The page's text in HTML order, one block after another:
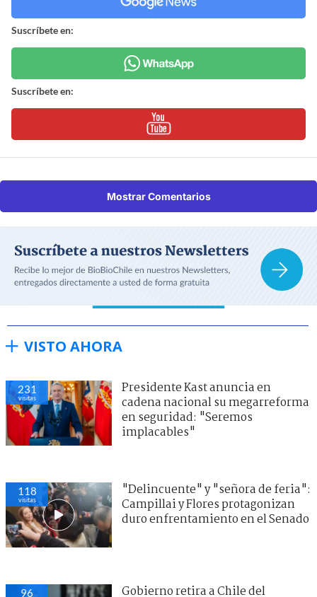
Suscríbete en:
Suscríbete en:
Mostrar Comentarios
VISTO AHORA
231
visitas
Presidente Kast anuncia en
cadena nacional su megarreforma
en seguridad: "Seremos
implacables"
118
visitas
"Delincuente" y "señora de feria":
Campillai y Flores protagonizan
duro enfrentamiento en el Senado
96 Gobierno retira a Chile del